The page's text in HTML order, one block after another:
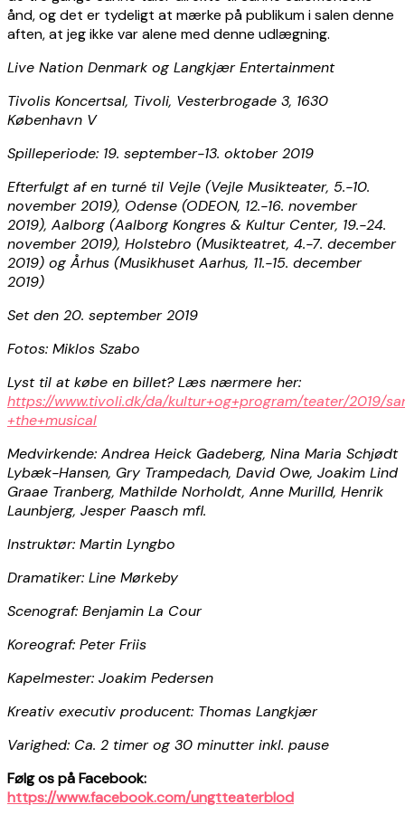
ånd, og det er tydeligt at mærke på publikum i salen denne
aften, at jeg ikke var alene med denne udlægning.
Live Nation Denmark og Langkjær Entertainment
Tivolis Koncertsal, Tivoli, Vesterbrogade 3, 1630
København V
Spilleperiode: 19. september-13. oktober 2019
Efterfulgt af en turné til Vejle (Vejle Musikteater, 5.-10.
november 2019), Odense (ODEON, 12.-16. november
2019), Aalborg (Aalborg Kongres & Kultur Center, 19.-24.
november 2019), Holstebro (Musikteatret, 4.-7. december
2019) og Århus (Musikhuset Aarhus, 11.-15. december
2019)
Set den 20. september 2019
Fotos: Miklos Szabo
Lyst til at købe en billet? Læs nærmere her:
https://www.tivoli.dk/da/kultur+og+program/teater/2019/
+the+musical
Medvirkende: Andrea Heick Gadeberg, Nina Maria Schjødt
Lybæk-Hansen, Gry Trampedach, David Owe, Joakim Lind
Graae Tranberg, Mathilde Norholdt, Anne Murilld, Henrik
Launbjerg, Jesper Paasch mfl.
Instruktør: Martin Lyngbo
Dramatiker: Line Mørkeby
Scenograf: Benjamin La Cour
Koreograf: Peter Friis
Kapelmester: Joakim Pedersen
Kreativ executiv producent: Thomas Langkjær
Varighed: Ca. 2 timer og 30 minutter inkl. pause
Følg os på Facebook:
https://www.facebook.com/ungtteaterblod